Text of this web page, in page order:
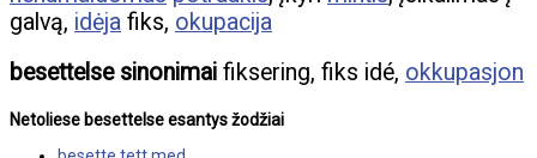
galvą, idėja fiks, okupacija
besettelse sinonimai fiksering, fiks idé, okkupasjon
Netoliese besettelse esantys žodžiai